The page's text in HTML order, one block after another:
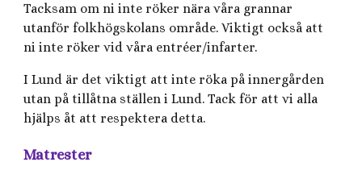
Tacksam om ni inte röker nära våra grannar
utanför folkhögskolans område. Viktigt också att
ni inte röker vid våra entréer/infarter.
I Lund är det viktigt att inte röka på innergården
utan på tillåtna ställen i Lund. Tack för att vi alla
hjälps åt att respektera detta.
Matrester